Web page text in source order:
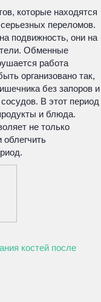
которые находятся
переломов.
подвижность, они на
Обменные
работа
организовано так,
без запоров и
В этот период
и блюда.
не только
облегчить
костей после